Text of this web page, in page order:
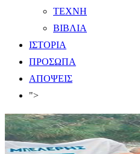
ΤΕΧΝΗ
ΒΙΒΛΙΑ
ΙΣΤΟΡΙΑ
ΠΡΟΣΩΠΑ
ΑΠΟΨΕΙΣ
">